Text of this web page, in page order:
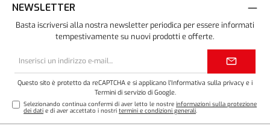
NEWSLETTER
Basta iscriversi alla nostra newsletter periodica per essere informati
tempestivamente su nuovi prodotti e offerte.
e-
Questo sito è protetto da reCAPTCHA e si applicano l'Informativa sulla privacy e i
Termini di serviziodi Google.
Selezionando continua confermi di aver letto le nostreinformazioni sulla protezione
dei dati e di aver accettato i nostritermini e condizioni generali.